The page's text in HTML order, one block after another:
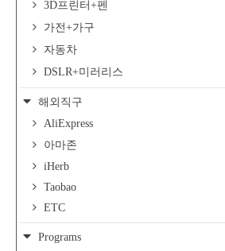
3D프린터+펜
가전+가구
자동차
DSLR+미러리스
해외직구
AliExpress
아마존
iHerb
Taobao
ETC
Programs